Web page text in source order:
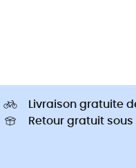
Livraison gratuite
Retour gratuit sous